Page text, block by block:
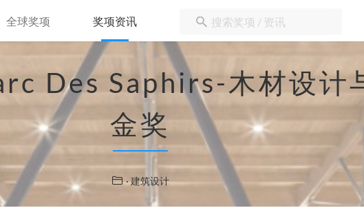
全球奖项 奖项资讯
Des Saphirs-木材设计
金奖
· 建筑设计